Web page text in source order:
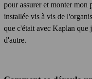
pour assurer et monter mon
installée vis à vis de
que c'était avec Kaplan que
d'autre.